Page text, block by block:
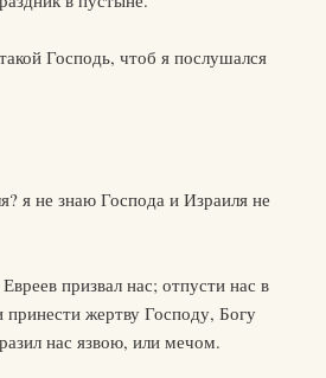
Господь, чтоб я послушался
я не знаю Господа и Израиля не
призвал нас; отпусти нас в
жертву Господу, Богу
нас язвою, или мечом.